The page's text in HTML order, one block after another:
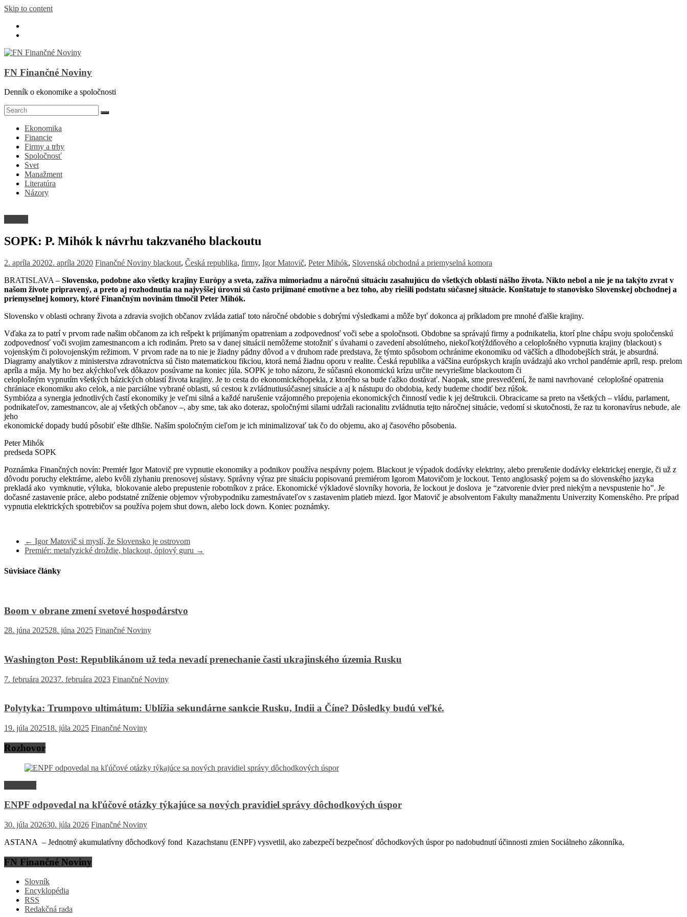
Skip to content
FN Finančné Noviny
Denník o ekonomike a spoločnosti
Ekonomika
Financie
Firmy a trhy
Spoločnosť
Svet
Manažment
Literatúra
Názory
SOPK: P. Mihók k návrhu takzvaného blackoutu
2. apríla 20202. apríla 2020 Finančné Noviny blackout, Česká republika, firmy, Igor Matovič, Peter Mihók, Slovenská obchodná a priemyselná komora
BRATISLAVA – Slovensko, podobne ako všetky krajiny Európy a sveta, zažíva mimoriadnu a náročnú situáciu zasahujúcu do všetkých oblastí nášho života. Nikto nebol a nie je na takýto zvrat v
našom živote pripravený, a preto aj rozhodnutia na najvyššej úrovni sú často prijímané emotívne a bez toho, aby riešili podstatu súčasnej situácie. Konštatuje to stanovisko Slovenskej obchodnej a
priemyselnej komory, ktoré Finančným novinám tlmočil Peter Mihók.
Slovensko v oblasti ochrany života a zdravia svojich občanov zvláda zatiaľ toto náročné obdobie s dobrými výsledkami a môže byť dokonca aj príkladom pre mnohé ďalšie krajiny.
Vďaka za to patrí v prvom rade našim občanom za ich rešpekt k prijímaným opatreniam a zodpovednosť voči sebe a spoločnsoti. Obdobne sa správajú firmy a podnikatelia, ktorí plne chápu svoju spoločenskú
zodpovednosť voči svojim zamestnancom a ich rodinám. Preto sa v danej situácii nemôžeme stotožniť s úvahami o zavedení absolútneho, niekoľkotýždňového a celoplošného vypnutia krajiny (blackout) s
vojenským či polovojenským režimom. V prvom rade na to nie je žiadny pádny dôvod a v druhom rade predstava, že týmto spôsobom ochránime ekonomiku od väčších a dlhodobejších strát, je absurdná.
Diagramy analytikov z ministerstva zdravotníctva sú čisto matematickou fikciou, ktorá nemá žiadnu oporu v realite. Česká republika a väčšina európskych krajín uvádzajú ako vrchol pandémie apríl, resp. prelom
apríla a mája. My ho bez akýchkoľvek dôkazov posúvame na koniec júla. SOPK je toho názoru, že súčasnú ekonomickú krízu určite nevyriešime blackoutom či
celoplošným vypnutím všetkých bázických oblastí života krajiny. Je to cesta do ekonomickéhopekla, z ktorého sa bude ťažko dostávať. Naopak, sme presvedčení, že nami navrhované celoplošné opatrenia
chrániace ekonomiku ako celok, a nie parciálne vybrané oblasti, sú cestou k zvládnutiusúčasnej situácie a aj k nástupu do obdobia, kedy budeme chodiť bez rúšok.
Symbióza a synergia jednotlivých častí ekonomiky je veľmi silná a každé narušenie vzájomného prepojenia ekonomických činností vedie k jej deštrukcii. Obracicame sa preto na všetkých – vládu, parlament,
podnikateľov, zamestnancov, ale aj všetkých občanov –, aby sme, tak ako doteraz, spoločnými silami udržali racionalitu zvládnutia tejto náročnej situácie, vedomí si skutočnosti, že raz tu koronavírus nebude, ale
jeho
ekonomické dopady budú pôsobiť ešte dlhšie. Naším spoločným cieľom je ich minimalizovať tak čo do objemu, ako aj časového pôsobenia.
Peter Mihók
predseda SOPK
Poznámka Finančných novín: Premiér Igor Matovič pre vypnutie ekonomiky a podnikov používa nespávny pojem. Blackout je výpadok dodávky elektriny, alebo prerušenie dodávky elektrickej energie, či už z
dôvodu poruchy elektrárne, alebo kvôli zlyhaniu prenosovej sústavy. Správny výraz pre situáciu popisovanú premiérom Igorom Matovičom je lockout. Tento anglosaský pojem sa do slovenského jazyka
prekladá ako vymknutie, výluka, blokovanie alebo prepustenie robotníkov z práce. Ekonomické výkladové slovníky hovoria, že lockout je doslova je “zatvorenie dvier pred niekým a nevspustenie ho”. Je
dočasné zastavenie práce, alebo podstatné zníženie objemov výrobypodniku zamestnávateľov s zastavenim platieb miezd. Igor Matovič je absolventom Fakulty manažmentu Univerzity Komenského. Pre prípad
vypnutia elektrických spotrebičov sa používa pojem shut down, alebo lock down. Koniec poznámky.
← Igor Matovič si myslí, že Slovensko je ostrovom
Premiér: metafyzické droždie, blackout, ópiový guru →
Súvisiace články
Boom v obrane zmení svetové hospodárstvo
28. júna 202528. júna 2025 Finančné Noviny
Washington Post: Republikánom už teda nevadí prenechanie časti ukrajinského územia Rusku
7. februára 20237. februára 2023 Finančné Noviny
Polytyka: Trumpovo ultimátum: Ublížia sekundárne sankcie Rusku, Indii a Číne? Dôsledky budú veľké.
19. júla 202518. júla 2025 Finančné Noviny
Rozhovor
ENPF odpovedal na kľúčové otázky týkajúce sa nových pravidiel správy dôchodkových úspor
30. júla 202630. júla 2026 Finančné Noviny
ASTANA – Jednotný akumulatívny dôchodkový fond Kazachstanu (ENPF) vysvetlil, ako zabezpečí bezpečnosť dôchodkových úspor po nadobudnutí účinnosti zmien Sociálneho zákonníka,
FN Finančné Noviny
Slovník
Encyklopédia
RSS
Redakčná rada